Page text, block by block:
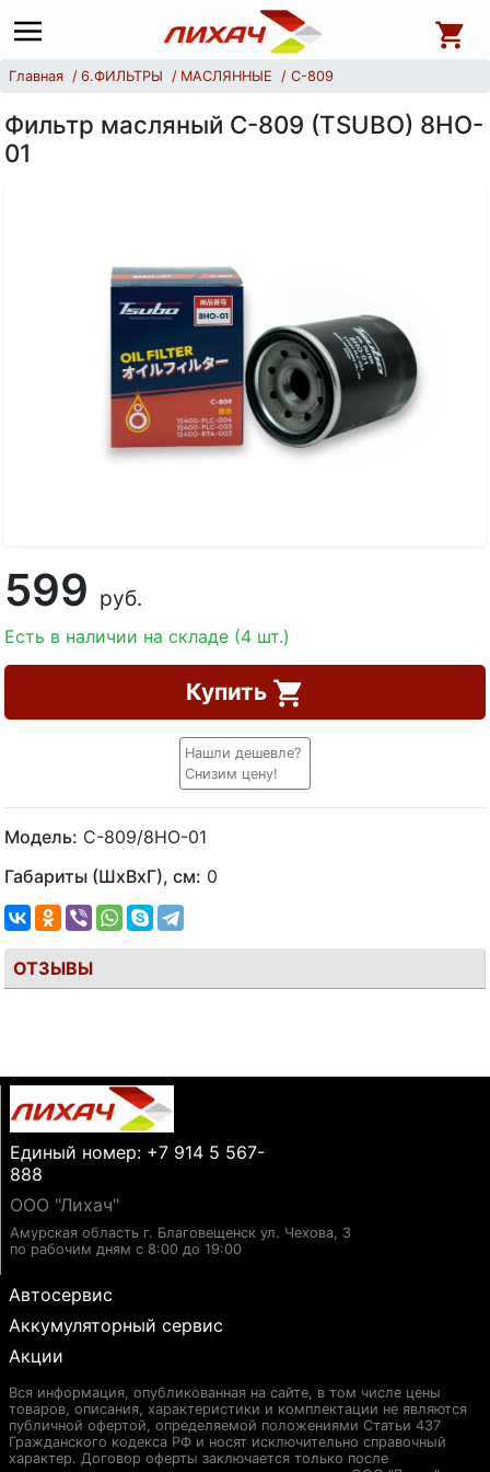
Главная 6.ФИЛЬТРЫ МАСЛЯННЫЕ С-809
Фильтр масляный С-809 (TSUBO) 8HO-
01
599 руб.
Есть в наличии на складе (4 шт.)
Купить
Нашли дешевле?
Снизим цену!
Модель: С-809/8HO-01
Габариты (ШхВхГ), см: 0
ОТЗЫВЫ
Единый номер: +7 914 5 567-
888
ООО "Лихач"
Амурская область г. Благовещенск ул. Чехова, 3
по рабочим дням с 8:00 до 19:00
Автосервис
Аккумуляторный сервис
Акции
Вся информация, опубликованная на сайте, в том числе цены
товаров, описания, характеристики и комплектации не являются
публичной офертой, определяемой положениями Статьи 437
Гражданского кодекса РФ и носят исключительно справочный
характер. Договор оферты заключается только после